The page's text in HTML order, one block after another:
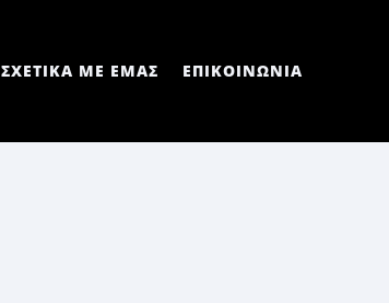
ΣΧΕΤΙΚΑ ΜΕ ΕΜΑΣ ΕΠΙΚΟΙΝΩΝΙΑ